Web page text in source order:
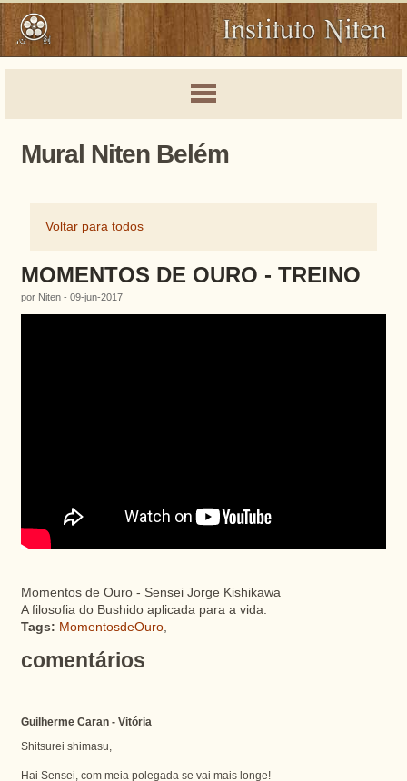
Mural Niten Belém
Voltar para todos
MOMENTOS DE OURO - TREINO
por Niten - 09-jun-2017
Momentos de Ouro - Sensei Jorge Kishikawa
A filosofia do Bushido aplicada para a vida.
Tags: MomentosdeOuro,
comentários
Guilherme Caran - Vitória
Shitsurei shimasu,
Hai Sensei, com meia polegada se vai mais longe!